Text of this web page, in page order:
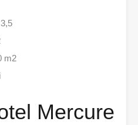
m2
Mercure